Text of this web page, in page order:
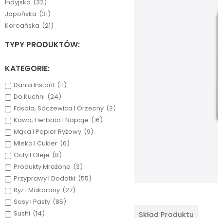
Indyjska (32)
Japońska (31)
Koreańska (21)
TYPY PRODUKTÓW:
KATEGORIE:
Dania Instant (11)
Do Kuchni (24)
Fasola, Soczewica I Orzechy (3)
Kawa, Herbata I Napoje (16)
Mąka I Papier Ryżowy (9)
Mleko I Cukier (6)
Octy I Oleje (8)
Produkty Mrożone (3)
Przyprawy I Dodatki (55)
Ryż I Makarony (27)
Sosy I Pasty (85)
Sushi (14)
Skład Produktu